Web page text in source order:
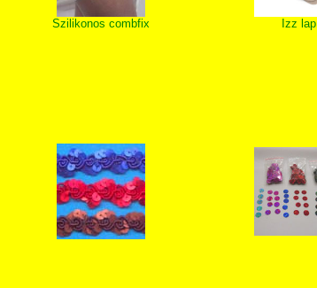
Szilikonos combfix Izz lap